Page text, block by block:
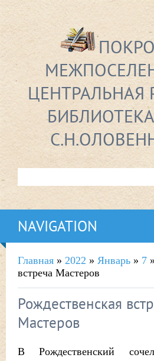
ЦЕНТРАЛЬНАЯ
NAVIGATION
Главная » 2022 » Январь » 7
встреча Мастеров
Рождественская
Мастеров
В Рождественский